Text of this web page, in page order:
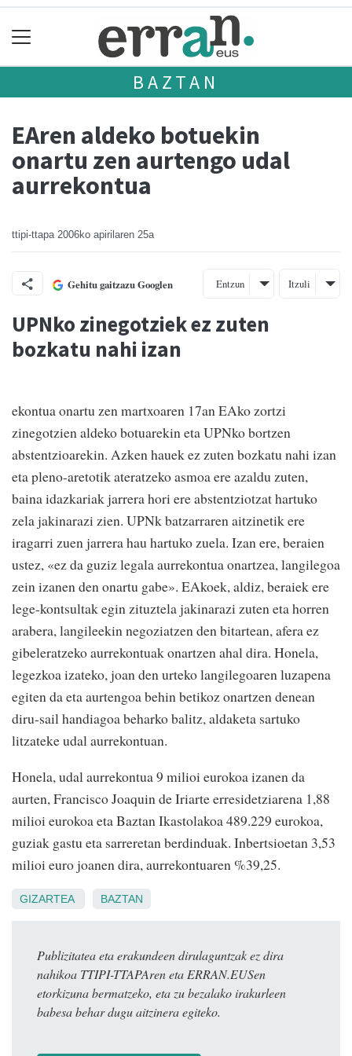
BAZTAN
EAren aldeko botuekin
onartu zen aurtengo udal
aurrekontua
ttipi-ttapa 2006ko apirilaren 25a
Gehitu gaitzazu Googlen Entzun Itzuli
UPNko zinegotziek ez zuten
bozkatu nahi izan
ekontua onartu zen martxoaren 17an EAko zortzi
zinegotzien aldeko botuarekin eta UPNko bortzen
abstentzioarekin. Azken hauek ez zuten bozkatu nahi izan
eta pleno-aretotik ateratzeko asmoa ere azaldu zuten,
baina idazkariak jarrera hori ere abstentziotzat hartuko
zela jakinarazi zien. UPNk batzarraren aitzinetik ere
iragarri zuen jarrera hau hartuko zuela. Izan ere, beraien
ustez, «ez da guziz legala aurrekontua onartzea, langilegoa
zein izanen den onartu gabe». EAkoek, aldiz, beraiek ere
lege-kontsultak egin zituztela jakinarazi zuten eta horren
arabera, langileekin negoziatzen den bitartean, afera ez
gibeleratzeko aurrekontuak onartzen ahal dira. Honela,
legezkoa izateko, joan den urteko langilegoaren luzapena
egiten da eta aurtengoa behin betikoz onartzen denean
diru-sail handiagoa beharko balitz, aldaketa sartuko
litzateke udal aurrekontuan.
Honela, udal aurrekontua 9 milioi eurokoa izanen da
aurten, Francisco Joaquin de Iriarte erresidetziarena 1,88
milioi eurokoa eta Baztan Ikastolakoa 489.229 eurokoa,
guziak gastu eta sarreretan berdinduak. Inbertsioetan 3,53
milioi euro joanen dira, aurrekontuaren %39,25.
GIZARTEA BAZTAN
Publizitatea eta erakundeen dirulaguntzak ez dira
nahikoa TTIPI-TTAPAren eta ERRAN.EUSen
etorkizuna bermatzeko, eta zu bezalako irakurleen
babesa behar dugu aitzinera egiteko.